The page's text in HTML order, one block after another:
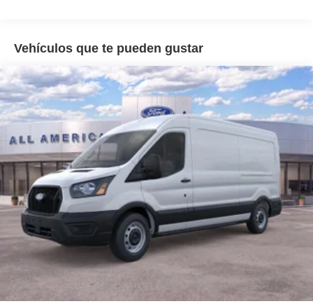
Vehículos que te pueden gustar